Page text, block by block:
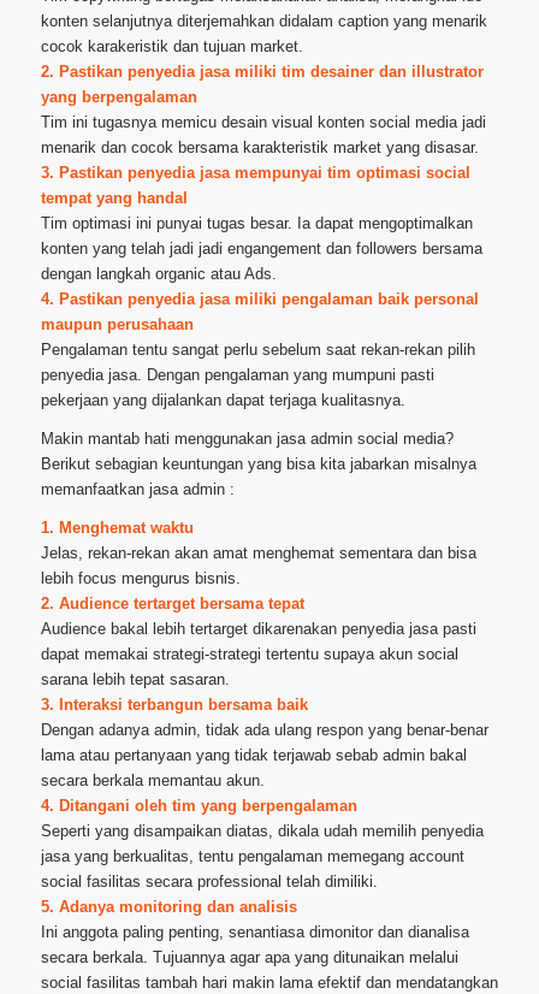
konten selanjutnya diterjemahkan didalam caption yang menarik
cocok karakeristik dan tujuan market.
2. Pastikan penyedia jasa miliki tim desainer dan illustrator
yang berpengalaman
Tim ini tugasnya memicu desain visual konten social media jadi
menarik dan cocok bersama karakteristik market yang disasar.
3. Pastikan penyedia jasa mempunyai tim optimasi social
tempat yang handal
Tim optimasi ini punyai tugas besar. Ia dapat mengoptimalkan
konten yang telah jadi jadi engangement dan followers bersama
dengan langkah organic atau Ads.
4. Pastikan penyedia jasa miliki pengalaman baik personal
maupun perusahaan
Pengalaman tentu sangat perlu sebelum saat rekan-rekan pilih
penyedia jasa. Dengan pengalaman yang mumpuni pasti
pekerjaan yang dijalankan dapat terjaga kualitasnya.
Makin mantab hati menggunakan jasa admin social media?
Berikut sebagian keuntungan yang bisa kita jabarkan misalnya
memanfaatkan jasa admin :
1. Menghemat waktu
Jelas, rekan-rekan akan amat menghemat sementara dan bisa
lebih focus mengurus bisnis.
2. Audience tertarget bersama tepat
Audience bakal lebih tertarget dikarenakan penyedia jasa pasti
dapat memakai strategi-strategi tertentu supaya akun social
sarana lebih tepat sasaran.
3. Interaksi terbangun bersama baik
Dengan adanya admin, tidak ada ulang respon yang benar-benar
lama atau pertanyaan yang tidak terjawab sebab admin bakal
secara berkala memantau akun.
4. Ditangani oleh tim yang berpengalaman
Seperti yang disampaikan diatas, dikala udah memilih penyedia
jasa yang berkualitas, tentu pengalaman memegang account
social fasilitas secara professional telah dimiliki.
5. Adanya monitoring dan analisis
Ini anggota paling penting, senantiasa dimonitor dan dianalisa
secara berkala. Tujuannya agar apa yang ditunaikan melalui
social fasilitas tambah hari makin lama efektif dan mendatangkan